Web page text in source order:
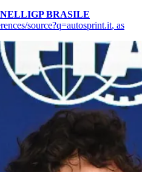
GP BRASILE
source?q=autosprint.it, as